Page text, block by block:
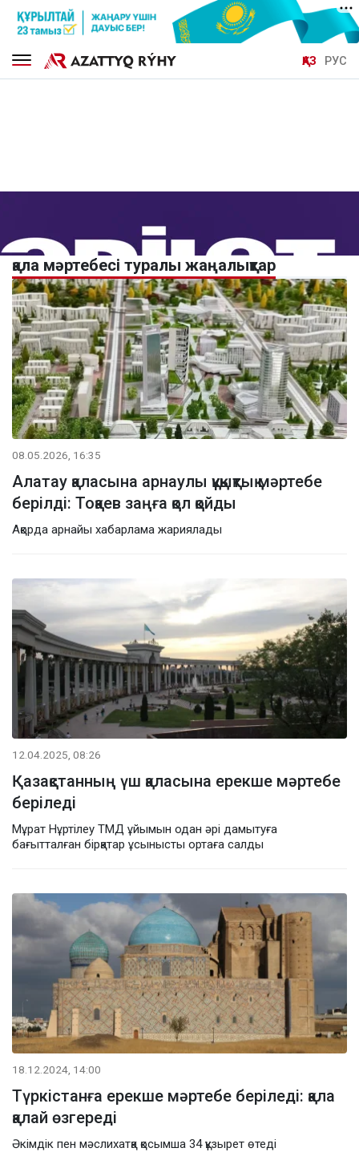
ҚАЗ РУС
қала мәртебесі туралы жаңалықтар
08.05.2026, 16:35
Алатау қаласына арнаулы құқықтық мәртебе
берілді: Тоқаев заңға қол қойды
Ақорда арнайы хабарлама жариялады
12.04.2025, 08:26
Қазақстанның үш қаласына ерекше мәртебе
беріледі
Мұрат Нұртілеу ТМД ұйымын одан әрі дамытуға
бағытталған бірқатар ұсынысты ортаға салды
18.12.2024, 14:00
Түркістанға ерекше мәртебе беріледі: қала
қалай өзгереді
Әкімдік пен мәслихатқа қосымша 34 құзырет өтеді